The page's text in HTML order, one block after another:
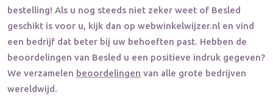
bestelling! Als u nog steeds niet zeker weet of Besled
geschikt is voor u, kijk dan op webwinkelwijzer.nl en vind
een bedrijf dat beter bij uw behoeften past. Hebben de
beoordelingen van Besled u een positieve indruk gegeven?
We verzamelen beoordelingen van alle grote bedrijven
wereldwijd.